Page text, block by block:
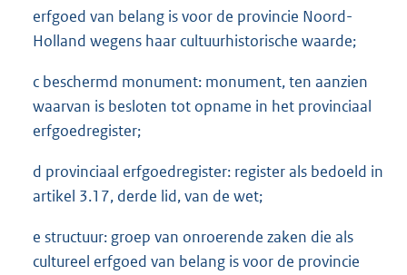
erfgoed van belang is voor de provincie Noord-
Holland wegens haar cultuurhistorische waarde;
c beschermd monument: monument, ten aanzien
waarvan is besloten tot opname in het provinciaal
erfgoedregister;
d provinciaal erfgoedregister: register als bedoeld in
artikel 3.17, derde lid, van de wet;
e structuur: groep van onroerende zaken die als
cultureel erfgoed van belang is voor de provincie